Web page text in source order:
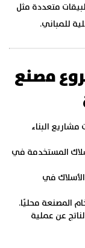
متعددة مثل
للمباني.
مصنع
مشاريع البناء
المستخدمة في
في
المصنعة محليًا.
عن عملية